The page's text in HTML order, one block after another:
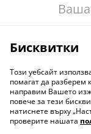
Бисквитки
Този уебсайт
помагат да разберем
направим Вашето
повече за тези
натиснете върху
проверите нашата